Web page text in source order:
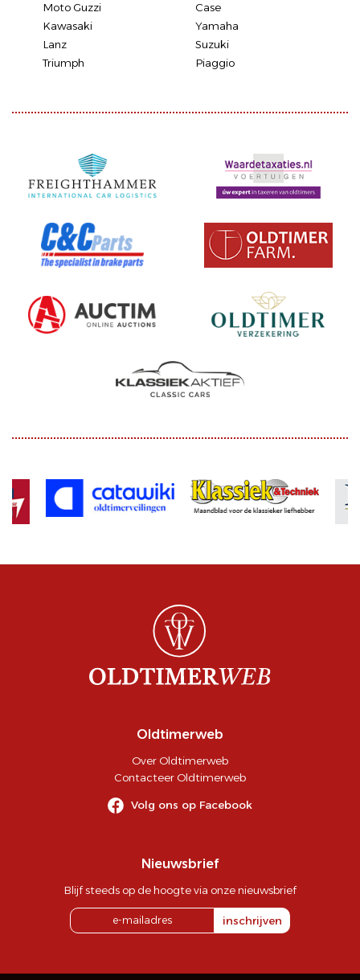
Moto Guzzi
Case
Kawasaki
Yamaha
Lanz
Suzuki
Triumph
Piaggio
Oldtimerweb
Over Oldtimerweb
Contacteer Oldtimerweb
Volg ons op Facebook
Nieuwsbrief
Blijf steeds op de hoogte via onze nieuwsbrief
inschrijven